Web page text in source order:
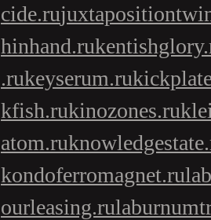
cide.ru
hinhand.ru
.rukeyserum.ru
kfish.rukinozones.ru
atom.ru
kondoferromagnet.ru
ourleasing.ru